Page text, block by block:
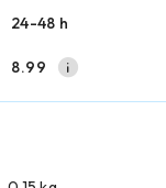
24-48 h
8.99